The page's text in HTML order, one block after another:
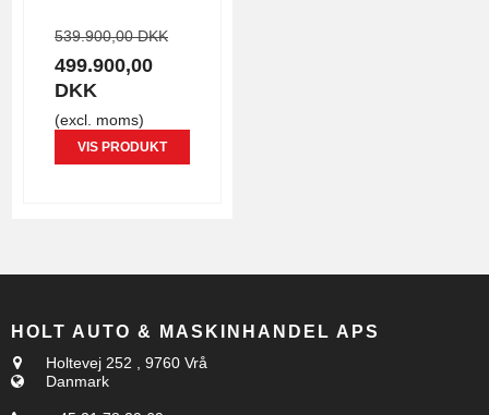
539.900,00 DKK
499.900,00
DKK
(excl. moms)
VIS PRODUKT
HOLT AUTO & MASKINHANDEL APS
Holtevej 252 , 9760 Vrå
Danmark